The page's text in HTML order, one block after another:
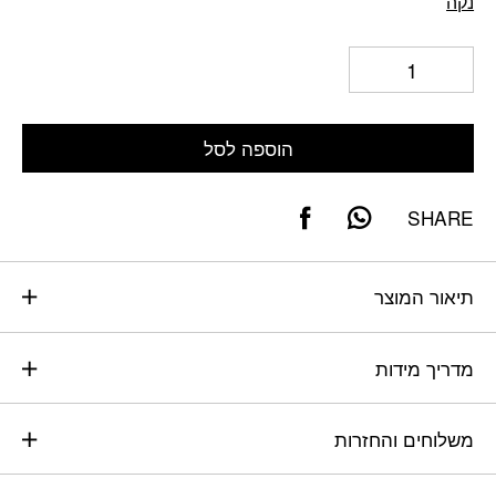
הוספה לסל
SHARE
תיאור המוצר
מדריך מידות
משלוחים והחזרות